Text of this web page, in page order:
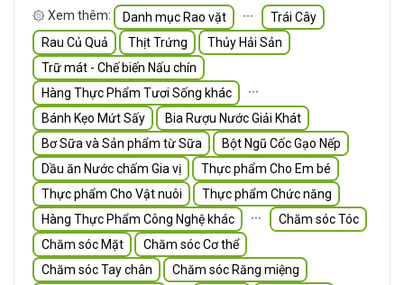
۞ Xem thêm: Danh mục Rao vặt ∙∙∙
Trái Cây
Rau Củ Quả
Thịt Trứng
Thủy Hải Sản
Trữ mát - Chế biến Nấu chín
Hàng Thực Phẩm Tươi Sống khác
∙∙∙
Bánh Kẹo Mứt Sấy
Bia Rượu Nước Giải Khát
Bơ Sữa và Sản phẩm từ Sữa
Bột Ngũ Cốc Gạo Nếp
Dầu ăn Nước chấm Gia vị
Thực phẩm Cho Em bé
Thực phẩm Cho Vật nuôi
Thực phẩm Chức năng
Hàng Thực Phẩm Công Nghệ khác
∙∙∙
Chăm sóc Tóc
Chăm sóc Mặt
Chăm sóc Cơ thể
Chăm sóc Tay chân
Chăm sóc Răng miệng